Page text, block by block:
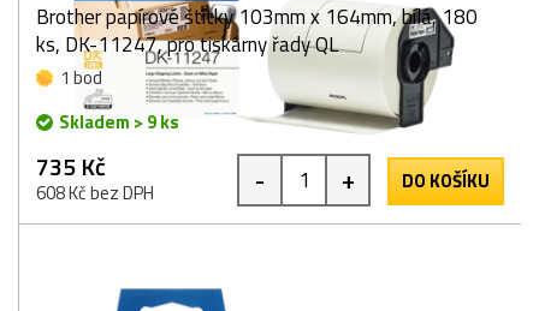
Brother papírové štítky 103mm x 164mm, bílá, 180
ks, DK-11247, pro tiskárny řady QL
1 bod
Skladem > 9 ks
735 Kč
608 Kč bez DPH - + DO KOŠÍKU